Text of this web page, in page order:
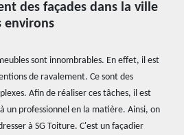
des façades dans la ville
environs
sont innombrables. En effet, il est
de ravalement. Ce sont des
Afin de réaliser ces tâches, il est
un professionnel en la matière. Ainsi, on
à SG Toiture. C'est un façadier